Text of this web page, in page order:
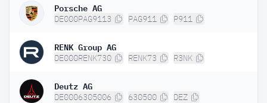
Porsche AG
DE000PAG9113 PAG911 P911
RENK Group AG
DE000RENK730 RENK73 R3NK
Deutz AG
DE0006305006 630500 DEZ